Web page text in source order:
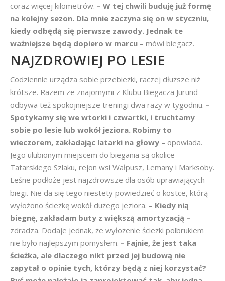
coraz więcej kilometrów. – W tej chwili buduję już formę
na kolejny sezon. Dla mnie zaczyna się on w styczniu,
kiedy odbędą się pierwsze zawody. Jednak te
ważniejsze będą dopiero w marcu – mówi biegacz.
NAJZDROWIEJ PO LESIE
Codziennie urządza sobie przebieżki, raczej dłuższe niż
krótsze. Razem ze znajomymi z Klubu Biegacza Jurund
odbywa też spokojniejsze treningi dwa razy w tygodniu. –
Spotykamy się we wtorki i czwartki, i truchtamy
sobie po lesie lub wokół jeziora. Robimy to
wieczorem, zakładając latarki na głowy – opowiada.
Jego ulubionym miejscem do biegania są okolice
Tatarskiego Szlaku, rejon wsi Wałpusz, Lemany i Marksoby.
Leśne podłoże jest najzdrowsze dla osób uprawiających
biegi. Nie da się tego niestety powiedzieć o kostce, którą
wyłożono ścieżkę wokół dużego jeziora. – Kiedy nią
biegnę, zakładam buty z większą amortyzacją –
zdradza. Dodaje jednak, że wyłożenie ścieżki polbrukiem
nie było najlepszym pomysłem. – Fajnie, że jest taka
ścieżka, ale dlaczego nikt przed jej budową nie
zapytał o opinie tych, którzy będą z niej korzystać?